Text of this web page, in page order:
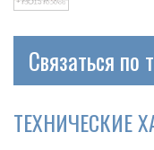
Связаться по
ТЕХНИЧЕСКИЕ